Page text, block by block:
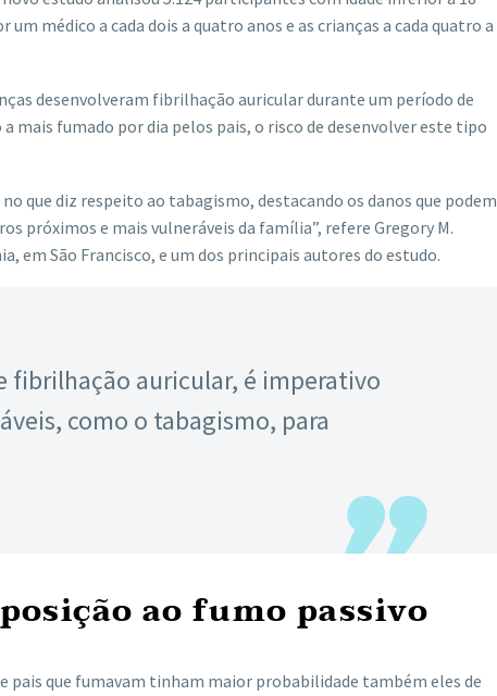
médico a cada dois a quatro anos e as crianças a cada quatro a
desenvolveram fibrilhação auricular durante um período de
mais fumado por dia pelos pais, o risco de desenvolver este tipo
que diz respeito ao tabagismo, destacando os danos que podem
próximos e mais vulneráveis ​​da família”, refere Gregory M.
em São Francisco, e um dos principais autores do estudo.
fibrilhação auricular, é imperativo
como o tabagismo, para
ao fumo passivo
pais que fumavam tinham maior probabilidade também eles de